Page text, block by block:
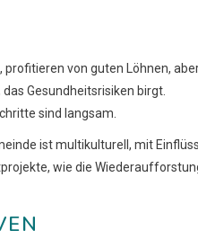
profitieren von guten Löhnen,
Gesundheitsrisiken birgt.
sind langsam.
ist multikulturell, mit
wie die